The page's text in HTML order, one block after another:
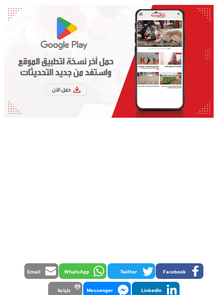
Facebook
Twitter
WhatsApp
Email
LinkedIn
Messenger طباعة